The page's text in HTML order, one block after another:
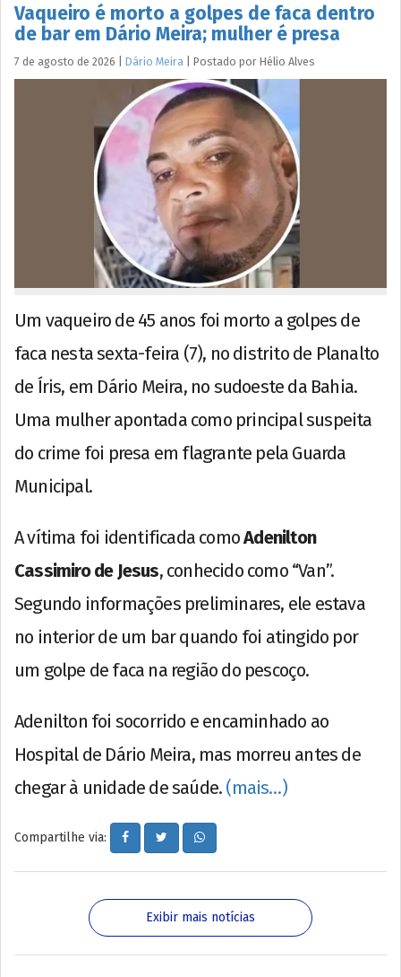
Vaqueiro é morto a golpes de faca dentro
de bar em Dário Meira; mulher é presa
7 de agosto de 2026 Dário Meira Postado por Hélio Alves
Um vaqueiro de 45 anos foi morto a golpes de
faca nesta sexta-feira (7), no distrito de Planalto
de Íris, em Dário Meira, no sudoeste da Bahia.
Uma mulher apontada como principal suspeita
do crime foi presa em flagrante pela Guarda
Municipal.
A vítima foi identificada comoAdenilton
Cassimiro de Jesus, conhecido como “Van”.
Segundo informações preliminares, ele estava
no interior de um bar quando foi atingido por
um golpe de faca na região do pescoço.
Adenilton foi socorrido e encaminhado ao
Hospital de Dário Meira, mas morreu antes de
chegar à unidade de saúde. (mais…)
Compartilhe via:
Exibir mais notícias